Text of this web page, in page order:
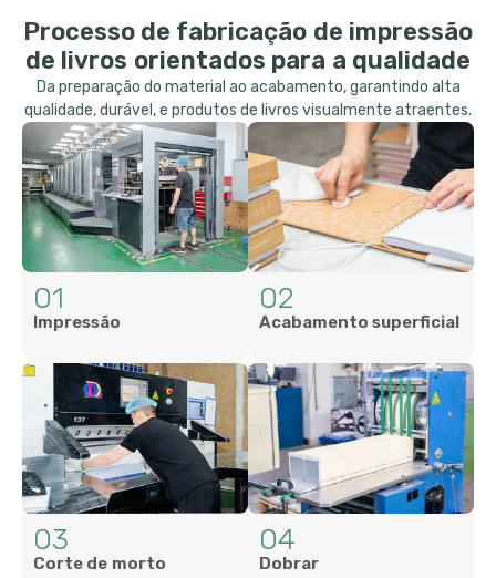
Processo de fabricação de impressão
de livros orientados para a qualidade
Da preparação do material ao acabamento, garantindo alta
qualidade, durável, e produtos de livros visualmente atraentes.
01
Impressão
02
Acabamento superficial
03
Corte de morto
04
Dobrar